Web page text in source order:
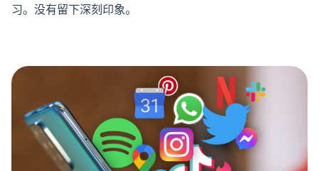
习。没有留下深刻印象。